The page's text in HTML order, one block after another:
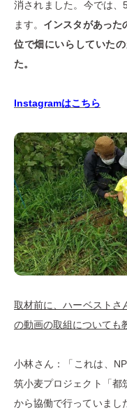
消されました。今では
ます。 インスタがあった
位で畑にいらしていた
た。
Instagramはこちら
取材前に、ハーベストさ
の動画の取組についても
小林さん：「これは、
筑小麦プロジェクト「都
から協働で行っていまし